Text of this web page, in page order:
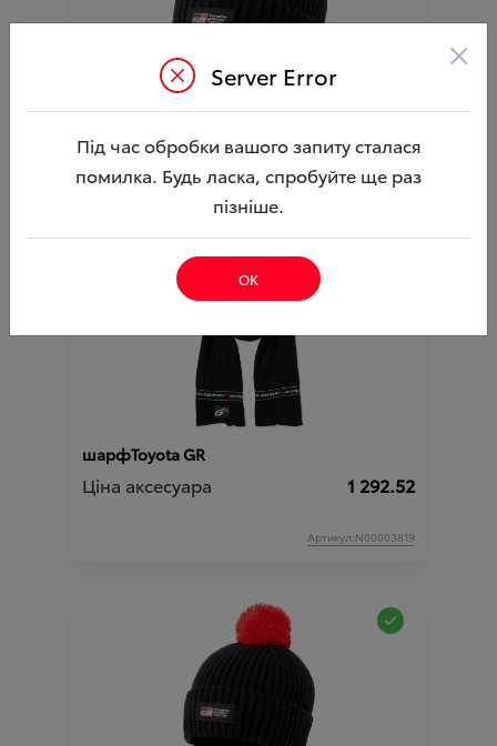
шапкаToyota GR
Ціна аксесуара 1 292.52
шарфToyota GR
Ціна аксесуара 1 292.52
Артикул:N00003819
Server Error ×
Під час обробки вашого запиту сталася
помилка. Будь ласка, спробуйте ще раз
пізніше.
ОК